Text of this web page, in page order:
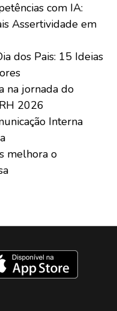
com IA:
Assertividade em
dos Pais: 15 Ideias
na jornada do
2026
Interna
melhora o